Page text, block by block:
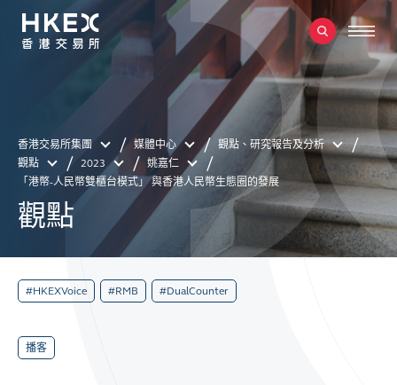
香港交易所集團 媒體中心
觀點、研究報告及分析
觀點
2023
姚嘉仁
「港幣-人民幣雙櫃台模式」 與香港人民幣生態圈的發展
觀點
#HKEXVoice #RMB #DualCounter
播客